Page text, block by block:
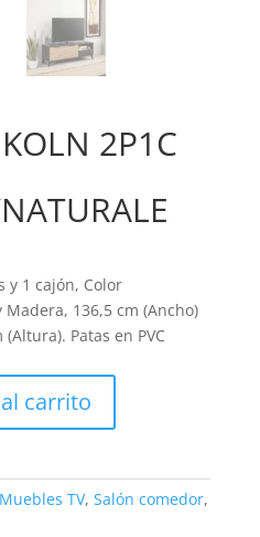
2P1C
y 1 cajón, Color
136,5 cm (Ancho)
Patas en PVC
carrito
Muebles TV, Salón comedor,